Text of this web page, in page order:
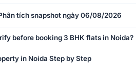
tích snapshot ngày 06/08/2026
before booking 3 BHK flats in Noida?
in Noida Step by Step